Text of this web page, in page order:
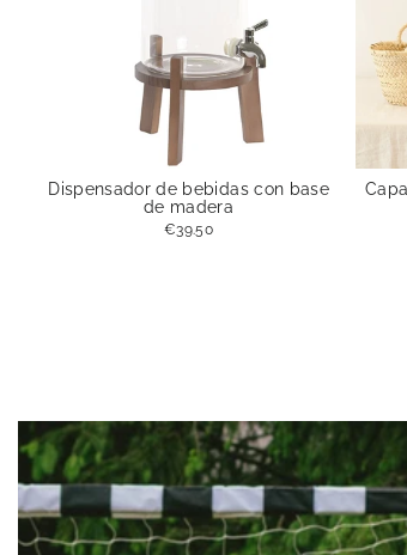
Dispensador de bebidas con base
de madera
€39.50